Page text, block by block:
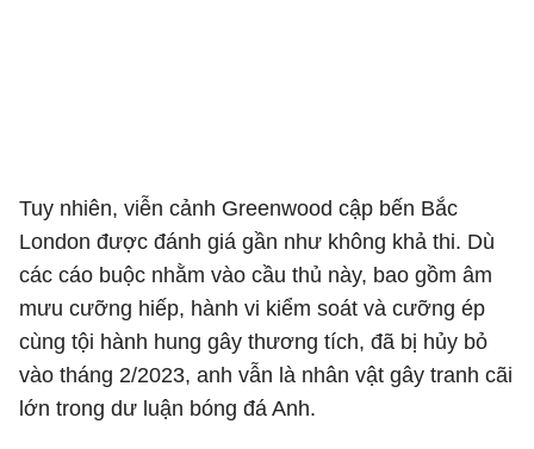
Tuy nhiên, viễn cảnh Greenwood cập bến Bắc
London được đánh giá gần như không khả thi. Dù
các cáo buộc nhằm vào cầu thủ này, bao gồm âm
mưu cưỡng hiếp, hành vi kiểm soát và cưỡng ép
cùng tội hành hung gây thương tích, đã bị hủy bỏ
vào tháng 2/2023, anh vẫn là nhân vật gây tranh cãi
lớn trong dư luận bóng đá Anh.